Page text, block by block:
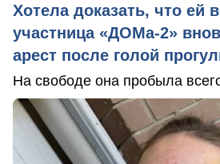
Хотела доказать, что ей
участница «ДОМа-2»
арест после голой
На свободе она пробыла